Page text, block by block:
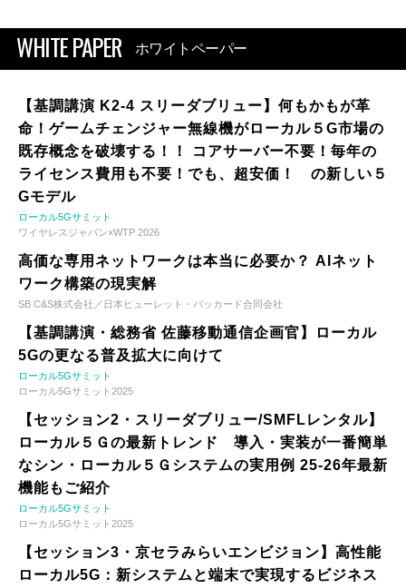
WHITE PAPER ホワイトペーパー
【基調講演 K2-4 スリーダブリュー】何もかもが革
命！ゲームチェンジャー無線機がローカル５G市場の
既存概念を破壊する！！ コアサーバー不要！毎年の
ライセンス費用も不要！でも、超安価！ の新しい５
Gモデル
ローカル5Gサミット
ワイヤレスジャパン×WTP 2026
高価な専用ネットワークは本当に必要か？ AIネット
ワーク構築の現実解
SB C&S株式会社／日本ヒューレット・パッカード合同会社
【基調講演・総務省 佐藤移動通信企画官】ローカル
5Gの更なる普及拡大に向けて
ローカル5Gサミット
ローカル5Gサミット2025
【セッション2・スリーダブリュー/SMFLレンタル】
ローカル５Ｇの最新トレンド 導入・実装が一番簡単
なシン・ローカル５Ｇシステムの実用例 25-26年最新
機能もご紹介
ローカル5Gサミット
ローカル5Gサミット2025
【セッション3・京セラみらいエンビジョン】高性能
ローカル5G：新システムと端末で実現するビジネス